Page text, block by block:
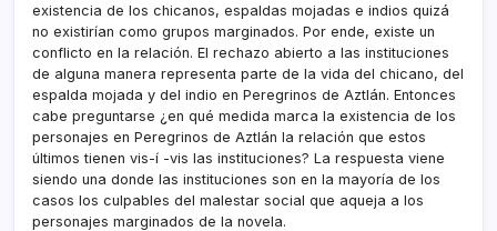
existencia de los chicanos, espaldas mojadas e indios quizá
no existirí­an como grupos marginados. Por ende, existe un
conflicto en la relación. El rechazo abierto a las instituciones
de alguna manera representa parte de la vida del chicano, del
espalda mojada y del indio en Peregrinos de Aztlán. Entonces
cabe preguntarse ¿en qué medida marca la existencia de los
personajes en Peregrinos de Aztlán la relación que estos
últimos tienen vis-í -vis las instituciones? La respuesta viene
siendo una donde las instituciones son en la mayorí­a de los
casos los culpables del malestar social que aqueja a los
personajes marginados de la novela.